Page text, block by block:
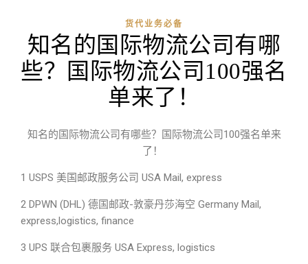
货代业务必备
知名的国际物流公司有哪
些？国际物流公司100强名
单来了！
知名的国际物流公司有哪些？国际物流公司100强名单来
了！
1 USPS 美国邮政服务公司 USA Mail, express
2 DPWN (DHL) 德国邮政-敦豪丹莎海空 Germany Mail,
express,logistics, finance
3 UPS 联合包裹服务 USA Express, logistics